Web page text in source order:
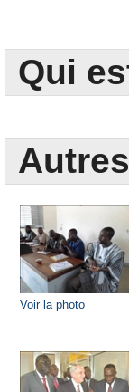
Qui
Voir la photo